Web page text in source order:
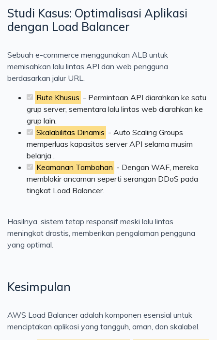
Studi Kasus: Optimalisasi Aplikasi
dengan Load Balancer
Sebuah e-commerce menggunakan ALB untuk
memisahkan lalu lintas API dan web pengguna
berdasarkan jalur URL.
Rute Khusus - Permintaan API diarahkan ke satu
grup server, sementara lalu lintas web diarahkan ke
grup lain.
Skalabilitas Dinamis - Auto Scaling Groups
memperluas kapasitas server API selama musim
belanja .
Keamanan Tambahan - Dengan WAF, mereka
memblokir ancaman seperti serangan DDoS pada
tingkat Load Balancer.
Hasilnya, sistem tetap responsif meski lalu lintas
meningkat drastis, memberikan pengalaman pengguna
yang optimal.
Kesimpulan
AWS Load Balancer adalah komponen esensial untuk
menciptakan aplikasi yang tangguh, aman, dan skalabel.